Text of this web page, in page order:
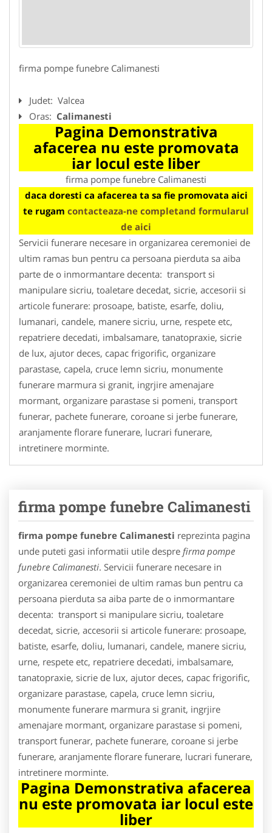
firma pompe funebre Calimanesti
Judet: Valcea
Oras: Calimanesti
Pagina Demonstrativa
afacerea nu este promovata
iar locul este liber
firma pompe funebre Calimanesti
daca doresti ca afacerea ta sa fie promovata aici
te rugam contacteaza-ne completand formularul
de aici
Servicii funerare necesare in organizarea ceremoniei de
ultim ramas bun pentru ca persoana pierduta sa aiba
parte de o inmormantare decenta: transport si
manipulare sicriu, toaletare decedat, sicrie, accesorii si
articole funerare: prosoape, batiste, esarfe, doliu,
lumanari, candele, manere sicriu, urne, respete etc,
repatriere decedati, imbalsamare, tanatopraxie, sicrie
de lux, ajutor deces, capac frigorific, organizare
parastase, capela, cruce lemn sicriu, monumente
funerare marmura si granit, ingrjire amenajare
mormant, organizare parastase si pomeni, transport
funerar, pachete funerare, coroane si jerbe funerare,
aranjamente florare funerare, lucrari funerare,
intretinere morminte.
firma pompe funebre Calimanesti
firma pompe funebre Calimanesti reprezinta pagina
unde puteti gasi informatii utile despre firma pompe
funebre Calimanesti. Servicii funerare necesare in
organizarea ceremoniei de ultim ramas bun pentru ca
persoana pierduta sa aiba parte de o inmormantare
decenta: transport si manipulare sicriu, toaletare
decedat, sicrie, accesorii si articole funerare: prosoape,
batiste, esarfe, doliu, lumanari, candele, manere sicriu,
urne, respete etc, repatriere decedati, imbalsamare,
tanatopraxie, sicrie de lux, ajutor deces, capac frigorific,
organizare parastase, capela, cruce lemn sicriu,
monumente funerare marmura si granit, ingrjire
amenajare mormant, organizare parastase si pomeni,
transport funerar, pachete funerare, coroane si jerbe
funerare, aranjamente florare funerare, lucrari funerare,
intretinere morminte.
Pagina Demonstrativa afacerea
nu este promovata iar locul este
liber